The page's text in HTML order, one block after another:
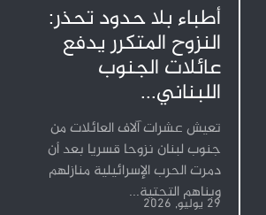
أطباء بلا حدود تحذر:
النزوح المتكرر يدفع
عائلات الجنوب
اللبناني...
تعيش عشرات آلاف العائلات من
جنوب لبنان نزوحا قسريا بعد أن
دمرت الحرب الإسرائيلية منازلهم
وبناهم التحتية...
29 يوليو, 2026